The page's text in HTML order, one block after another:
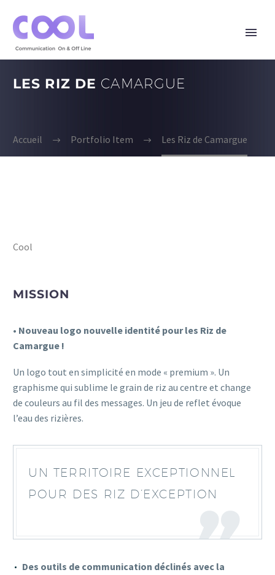
LES RIZ DE CAMARGUE
Accueil Portfolio Item Les Riz de Camargue
Cool
MISSION
• Nouveau logo nouvelle identité pour les Riz de
Camargue !
Un logo tout en simplicité en mode « premium ». Un
graphisme qui sublime le grain de riz au centre et change
de couleurs au fil des messages. Un jeu de reflet évoque
l’eau des rizières.
UN TERRITOIRE EXCEPTIONNEL
POUR DES RIZ D’EXCEPTION
Des outils de communication déclinés avec la